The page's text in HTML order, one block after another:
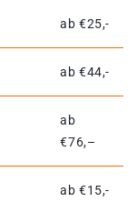
ab €25,-
ab €44,-
ab
€76,–
ab €15,-